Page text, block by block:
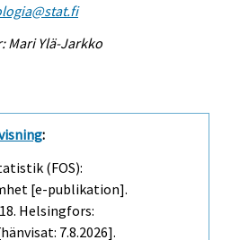
Mari Ylä-Jarkko
:
(FOS):
[e-publikation].
Helsingfors:
7.8.2026].